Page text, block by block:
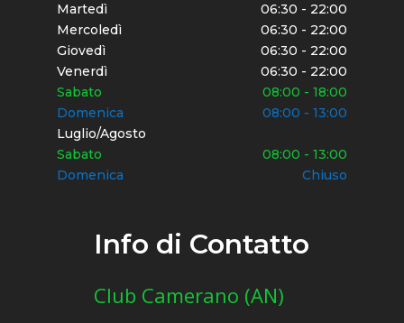
Martedì
06:30 - 22:00
Mercoledì
06:30 - 22:00
Giovedì
06:30 - 22:00
Venerdì
06:30 - 22:00
Sabato
08:00 - 18:00
Domenica
08:00 - 13:00
Luglio/Agosto
Sabato
08:00 - 13:00
Domenica
Chiuso
Info di Contatto
Club Camerano (AN)